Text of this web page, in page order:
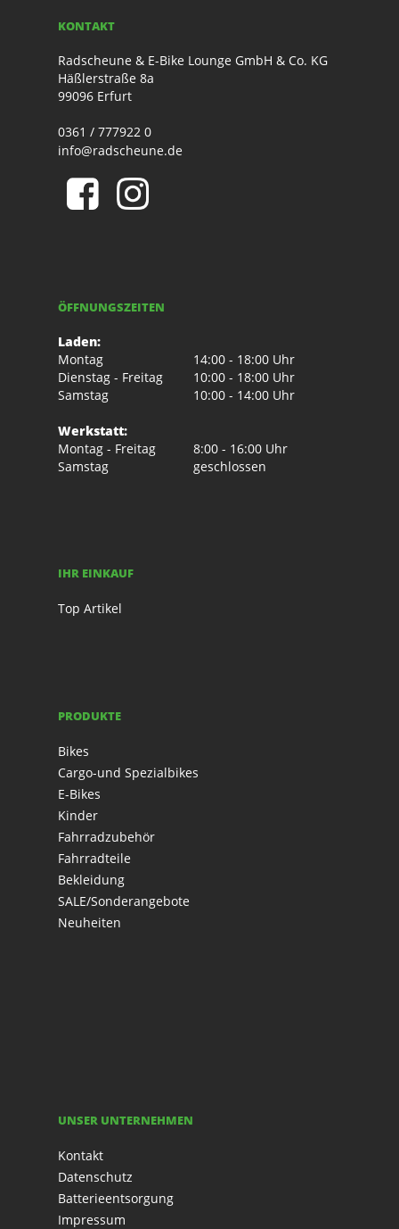
KONTAKT
Radscheune & E-Bike Lounge GmbH & Co. KG
Häßlerstraße 8a
99096 Erfurt
0361 / 777922 0
info@radscheune.de
ÖFFNUNGSZEITEN
Laden:
Montag
14:00 - 18:00 Uhr
Dienstag - Freitag
10:00 - 18:00 Uhr
Samstag
10:00 - 14:00 Uhr
Werkstatt:
Montag - Freitag
8:00 - 16:00 Uhr
Samstag
geschlossen
IHR EINKAUF
Top Artikel
PRODUKTE
Bikes
Cargo-und Spezialbikes
E-Bikes
Kinder
Fahrradzubehör
Fahrradteile
Bekleidung
SALE/Sonderangebote
Neuheiten
UNSER UNTERNEHMEN
Kontakt
Datenschutz
Batterieentsorgung
Impressum